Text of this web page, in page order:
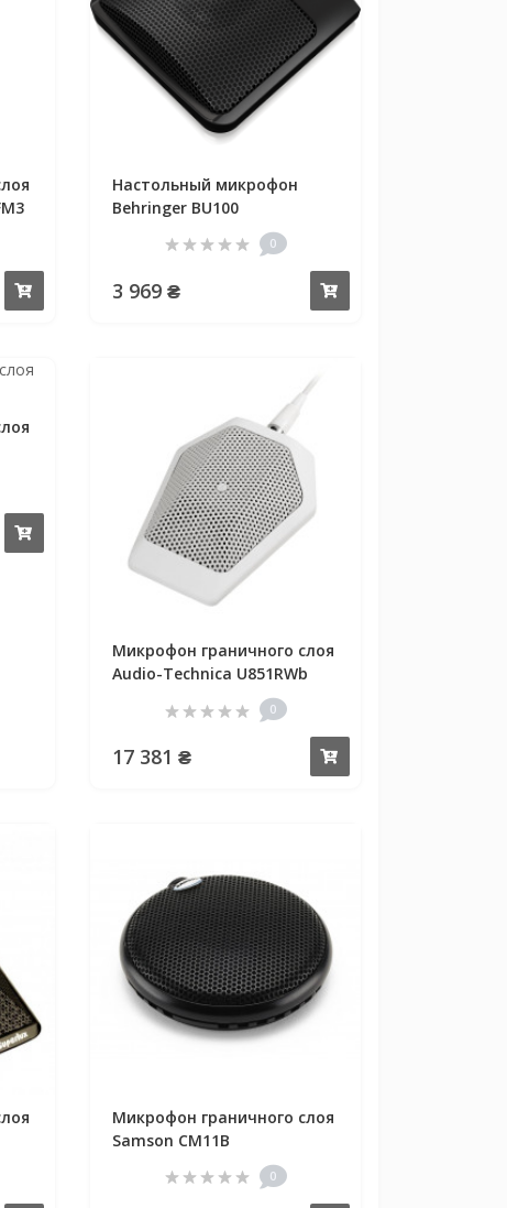
Настольный микрофон
Behringer BU100
0
3 969 ₴
Микрофон граничного слоя
Audio-Technica U851RWb
0
17 381 ₴
Микрофон граничного слоя
Samson CM11B
0